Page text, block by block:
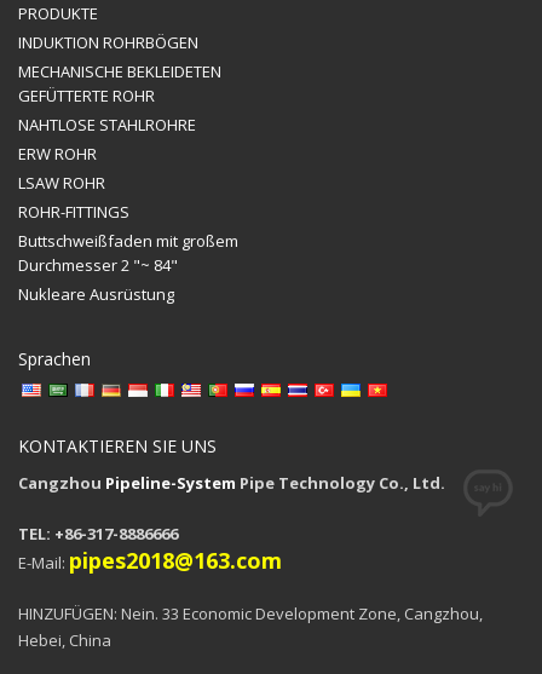
PRODUKTE
INDUKTION ROHRBÖGEN
MECHANISCHE BEKLEIDETEN
GEFÜTTERTE ROHR
NAHTLOSE STAHLROHRE
ERW ROHR
LSAW ROHR
ROHR-FITTINGS
Buttschweißfaden mit großem
Durchmesser 2 "~ 84"
Nukleare Ausrüstung
Sprachen
KONTAKTIEREN SIE UNS
Cangzhou Pipeline-System Pipe Technology Co., Ltd.
TEL: +86-317-8886666
E-Mail: pipes2018@163.com
HINZUFÜGEN: Nein. 33 Economic Development Zone, Cangzhou,
Hebei, China